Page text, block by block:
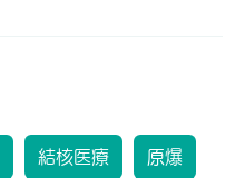
結核医療 原爆